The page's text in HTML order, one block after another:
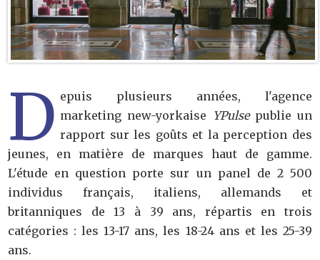
D epuis plusieurs années, l'agence
marketing new-yorkaise YPulsepublie un
rapport sur les goûts et la perception des
jeunes, en matière de marques haut de gamme.
L'étude en question porte sur un panel de 2 500
individus français, italiens, allemands et
britanniques de 13 à 39 ans, répartis en trois
catégories : les 13-17 ans, les 18-24 ans et les 25-39
ans.